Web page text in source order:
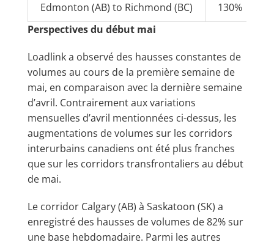
Edmonton (AB) to Richmond (BC)
130%
Perspectives du début mai
Loadlink a observé des hausses constantes de
volumes au cours de la première semaine de
mai, en comparaison avec la dernière semaine
d’avril. Contrairement aux variations
mensuelles d’avril mentionnées ci-dessus, les
augmentations de volumes sur les corridors
interurbains canadiens ont été plus franches
que sur les corridors transfrontaliers au début
de mai.
Le corridor Calgary (AB) à Saskatoon (SK) a
enregistré des hausses de volumes de 82% sur
une base hebdomadaire. Parmi les autres